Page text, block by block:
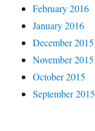
February 2016
January 2016
December 2015
November 2015
October 2015
September 2015